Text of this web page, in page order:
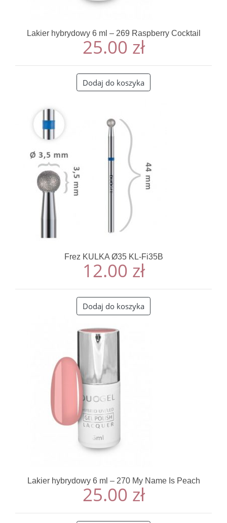
Lakier hybrydowy 6 ml – 269 Raspberry Cocktail
25.00 zł
Dodaj do koszyka
Frez KULKA Ø35 KL-Fi35B
12.00 zł
Dodaj do koszyka
Lakier hybrydowy 6 ml – 270 My Name Is Peach
25.00 zł